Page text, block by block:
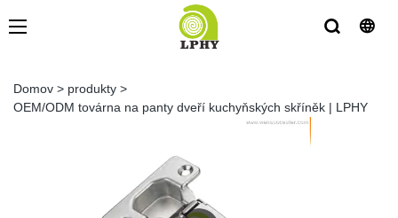
Domov > produkty >
OEM/ODM továrna na panty dveří kuchyňských skříněk | LPHY